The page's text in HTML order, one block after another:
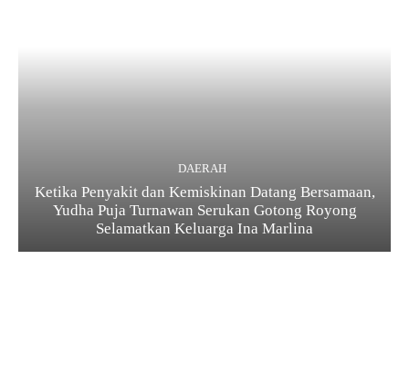
DAERAH
Ketika Penyakit dan Kemiskinan Datang Bersamaan,
Yudha Puja Turnawan Serukan Gotong Royong
Selamatkan Keluarga Ina Marlina